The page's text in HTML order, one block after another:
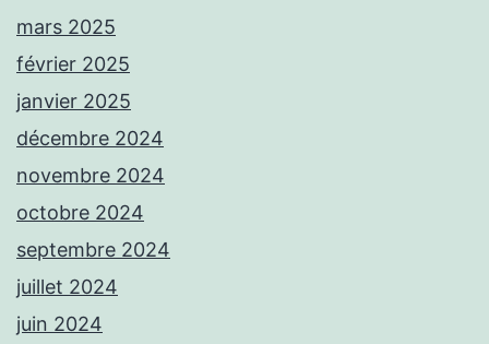
mars 2025
février 2025
janvier 2025
décembre 2024
novembre 2024
octobre 2024
septembre 2024
juillet 2024
juin 2024